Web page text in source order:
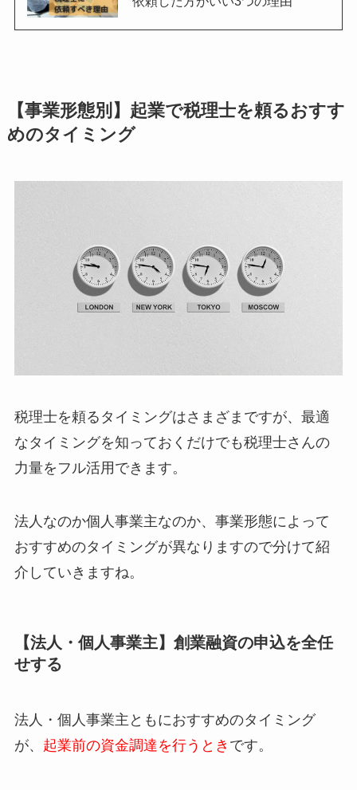
【事業形態別】起業で税理士を頼るおすす
めのタイミング
税理士を頼るタイミングはさまざまですが、最適
なタイミングを知っておくだけでも税理士さんの
力量をフル活用できます。
法人なのか個人事業主なのか、事業形態によって
おすすめのタイミングが異なりますので分けて紹
介していきますね。
【法人・個人事業主】創業融資の申込を全任
せする
法人・個人事業主ともにおすすめのタイミング
が、 起業前の資金調達を行うとき です。